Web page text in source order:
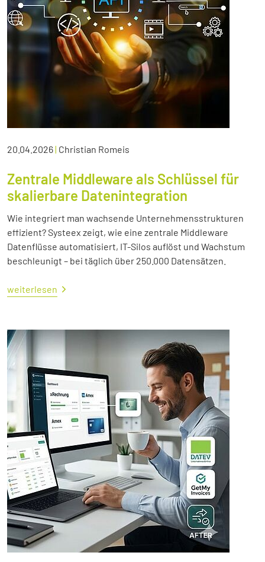
20.04.2026| Christian Romeis
Zentrale Middleware als Schlüssel für
skalierbare Datenintegration
Wie integriert man wachsende Unternehmensstrukturen
effizient? Systeex zeigt, wie eine zentrale Middleware
Datenflüsse automatisiert, IT-Silos auflöst und Wachstum
beschleunigt – bei täglich über 250.000 Datensätzen.
weiterlesen